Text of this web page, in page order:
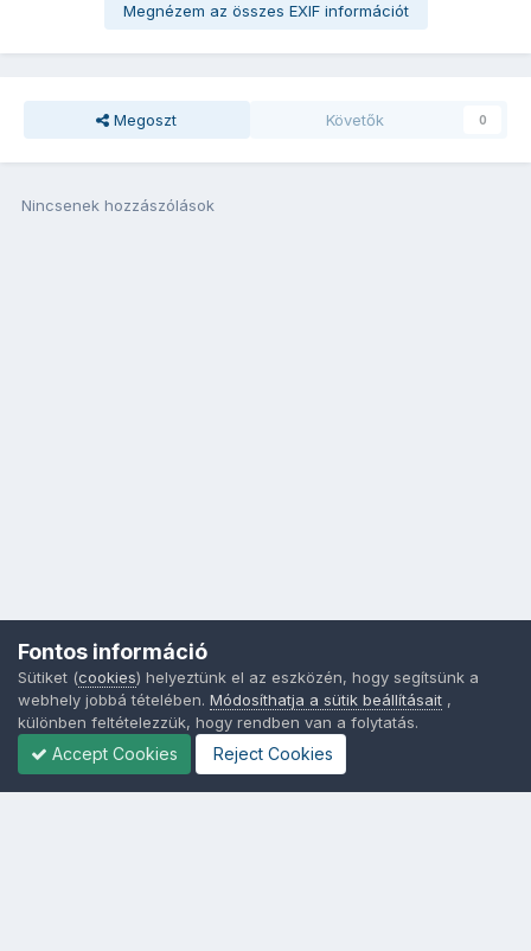
Megnézem az összes EXIF információt
Megoszt Követők 0
Nincsenek hozzászólások
Fontos információ
Sütiket (cookies) helyeztünk el az eszközén, hogy segítsünk a
webhely jobbá tételében. Módosíthatja a sütik beállításait ,
különben feltételezzük, hogy rendben van a folytatás.
Accept Cookies Reject Cookies